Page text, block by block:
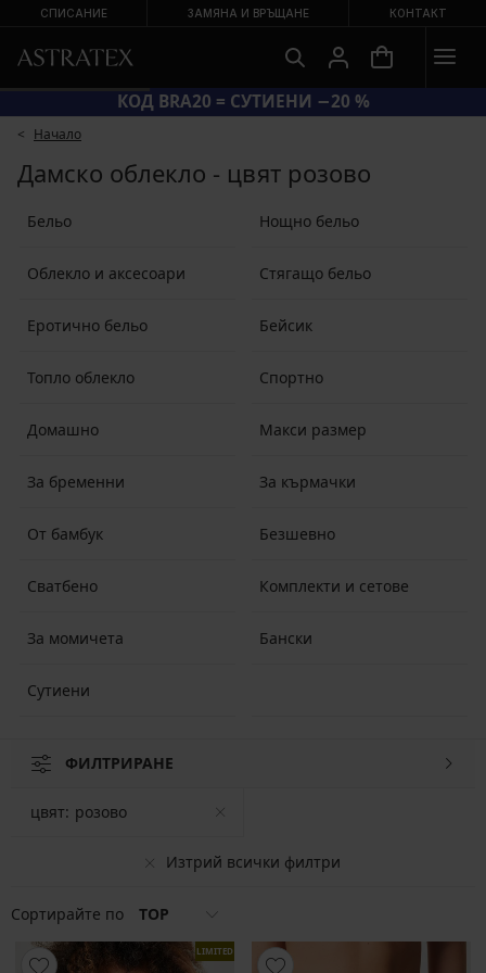
СПИСАНИЕ ЗАМЯНА И ВРЪЩАНЕ КОНТАКТ
КОД BRA20 = СУТИЕНИ −20 %
Начало
Дамско облекло - цвят розово
Бельо Нощно бельо
Облекло и аксесоари Стягащо бельо
Еротично бельо Бейсик
Топло облекло Спортно
Домашно Макси размер
За бременни За кърмачки
От бамбук Безшевно
Сватбено Комплекти и сетове
За момичета Бански
Сутиени
ФИЛТРИРАНЕ
Изтрий всички филтри
цвят: розово
Сортирайте по TOP
LIMITED